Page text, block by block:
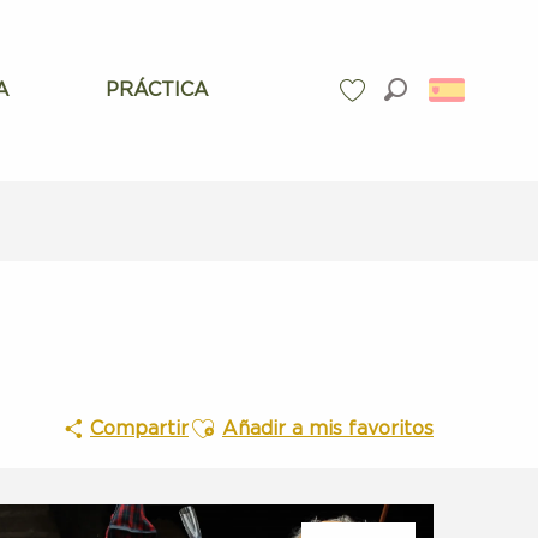
PRÁCTICA
CompartirAjouter aux favoris
Añadir a mis favoritos